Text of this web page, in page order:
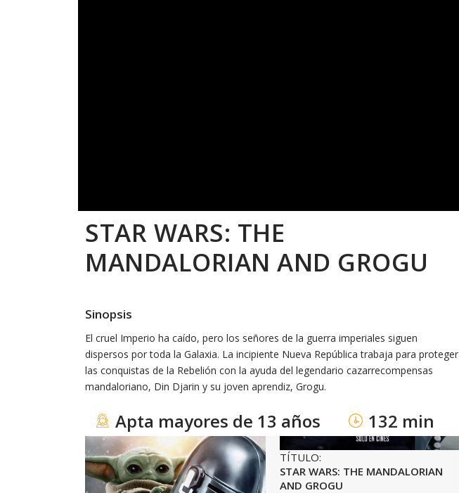
STAR WARS: THE
MANDALORIAN AND GROGU
Sinopsis
El cruel Imperio ha caído, pero los señores de la guerra imperiales siguen
dispersos por toda la Galaxia. La incipiente Nueva República trabaja para proteger
las conquistas de la Rebelión con la ayuda del legendario cazarrecompensas
mandaloriano, Din Djarin y su joven aprendiz, Grogu.
Apta mayores de 13 años 132 min
TÍTULO:
STAR WARS: THE MANDALORIAN
AND GROGU